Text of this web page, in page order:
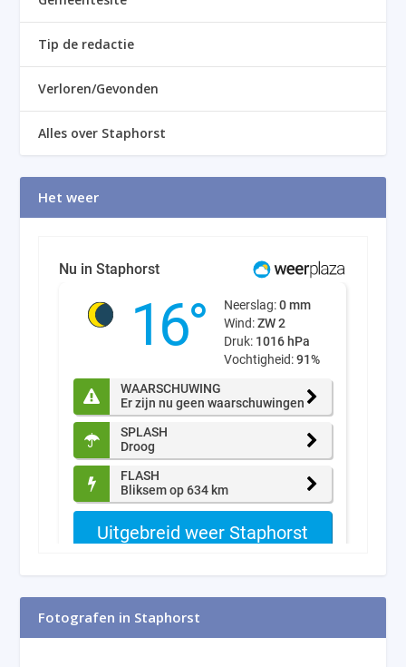
Tip de redactie
Verloren/Gevonden
Alles over Staphorst
Het weer
Fotografen in Staphorst